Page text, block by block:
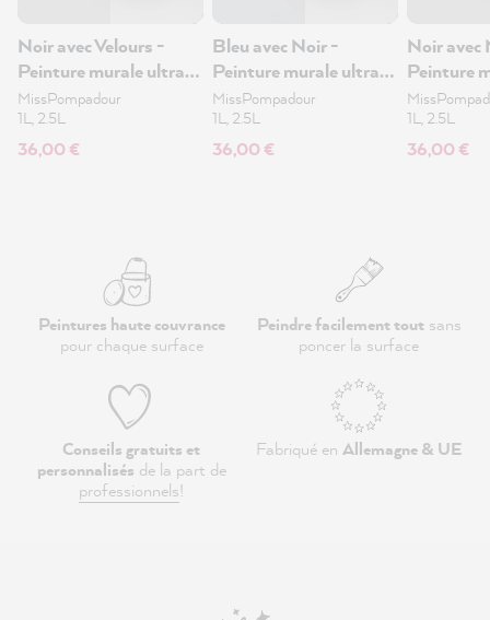
Noir avec Velours -
Peinture murale ultra-
mate 1L
MissPompadour
1L, 2.5L
36,00 €
Bleu avec Noir -
Peinture murale ultra-
mate 1L
MissPompadour
1L, 2.5L
36,00 €
Noir avec
Peinture
mate 1L
1L, 2.5L
36,00 €
Peintures haute couvrance
pour chaque surface
Peindre facilement toutsans
poncer la surface
Conseils gratuits et
personnalisés de la part de
professionnels!
Fabriqué en Allemagne & UE